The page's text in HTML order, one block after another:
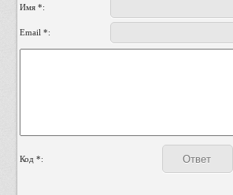
Имя *:
Email *:
Код *: